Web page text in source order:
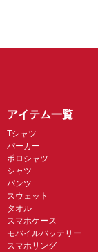
アイテム一覧
Tシャツ
パーカー
ポロシャツ
シャツ
パンツ
スウェット
タオル
スマホケース
モバイルバッテリー
スマホリング